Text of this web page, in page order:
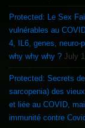
Protected: Le Sex
vulnérables au
4, IL6, genes, neuro-
why why why ? July
Protected: Secrets de la Super-Longévité: La Frailty
sarcopenia) des
et liée au COVID,
immunité contre